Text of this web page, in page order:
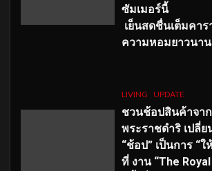
ซัมเมอร์นี้
เย็นสดชื่นเต็มคาร
ความหอมยาวนาน
LIVING UPDATE
ชวนช้อปสินค้าจา
พระราชดำริ เปลี่
“ช้อป” เป็นการ “
ที่ งาน “The